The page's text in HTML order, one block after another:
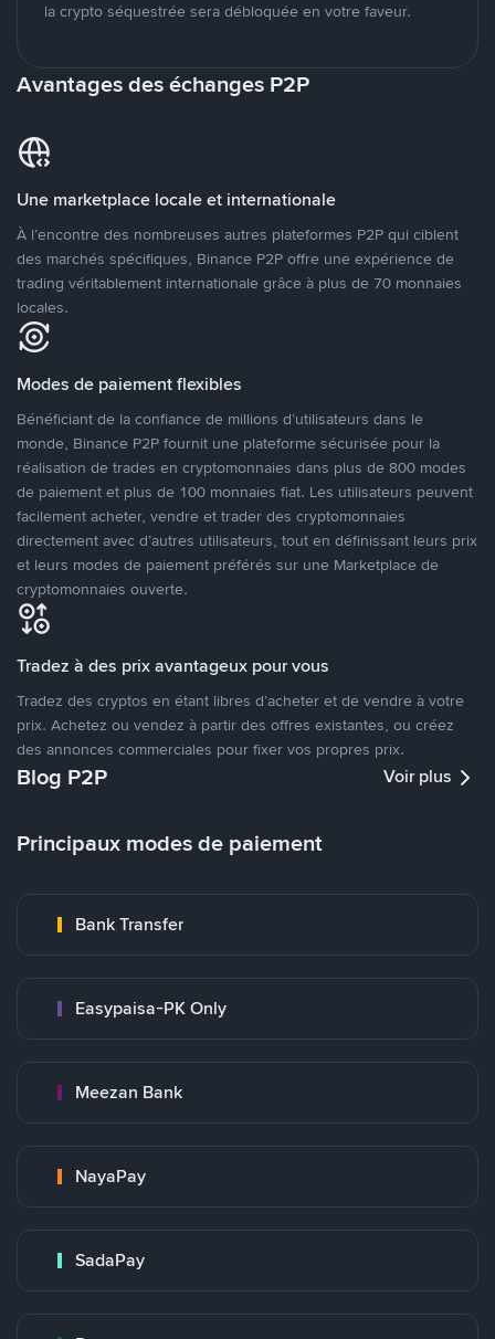
la crypto séquestrée sera débloquée en votre faveur.
Avantages des échanges P2P
Une marketplace locale et internationale
À l’encontre des nombreuses autres plateformes P2P qui ciblent
des marchés spécifiques, Binance P2P offre une expérience de
trading véritablement internationale grâce à plus de 70 monnaies
locales.
Modes de paiement flexibles
Bénéficiant de la confiance de millions d’utilisateurs dans le
monde, Binance P2P fournit une plateforme sécurisée pour la
réalisation de trades en cryptomonnaies dans plus de 800 modes
de paiement et plus de 100 monnaies fiat. Les utilisateurs peuvent
facilement acheter, vendre et trader des cryptomonnaies
directement avec d’autres utilisateurs, tout en définissant leurs prix
et leurs modes de paiement préférés sur une Marketplace de
cryptomonnaies ouverte.
Tradez à des prix avantageux pour vous
Tradez des cryptos en étant libres d’acheter et de vendre à votre
prix. Achetez ou vendez à partir des offres existantes, ou créez
des annonces commerciales pour fixer vos propres prix.
Blog P2P Voir plus
Principaux modes de paiement
Bank Transfer
Easypaisa-PK Only
Meezan Bank
NayaPay
SadaPay